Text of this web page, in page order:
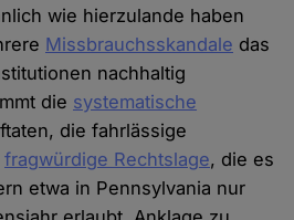
wie hierzulande haben
Missbrauchsskandale das
nachhaltig
die systematische
die fahrlässige
fragwürdige Rechtslage, die es
etwa in Pennsylvania nur